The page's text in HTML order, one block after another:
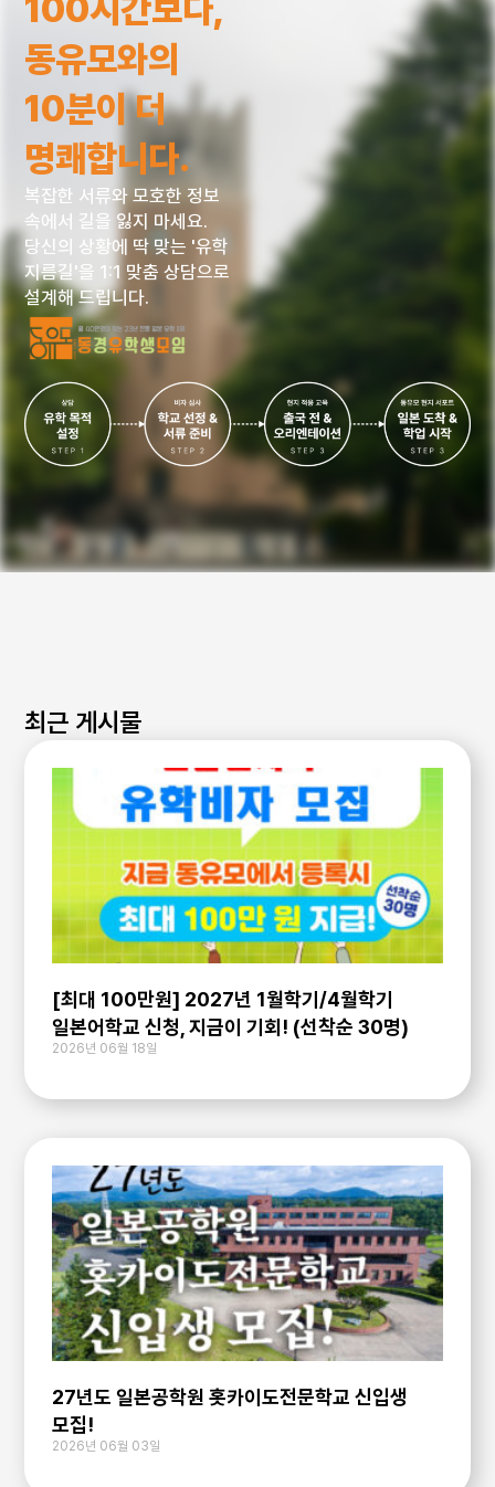
100시간보다,
동유모와의
10분이 더
명쾌합니다.
복잡한 서류와 모호한 정보
속에서 길을 잃지 마세요.
당신의 상황에 딱 맞는 '유학
지름길'을 1:1 맞춤 상담으로
설계해 드립니다.
최근 게시물
[최대 100만원] 2027년 1월학기/4월학기
일본어학교 신청, 지금이 기회! (선착순 30명)
2026년 06월 18일
27년도 일본공학원 홋카이도전문학교 신입생
모집!
2026년 06월 03일